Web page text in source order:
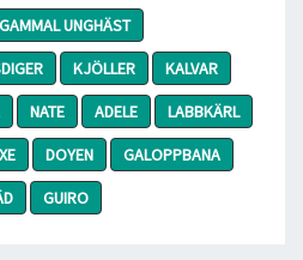
GAMMAL UNGHÄST
KJÖLLER
KALVAR
NATE ADELE
LABBKÄRL
DOYEN
GALOPPBANA
GUIRO